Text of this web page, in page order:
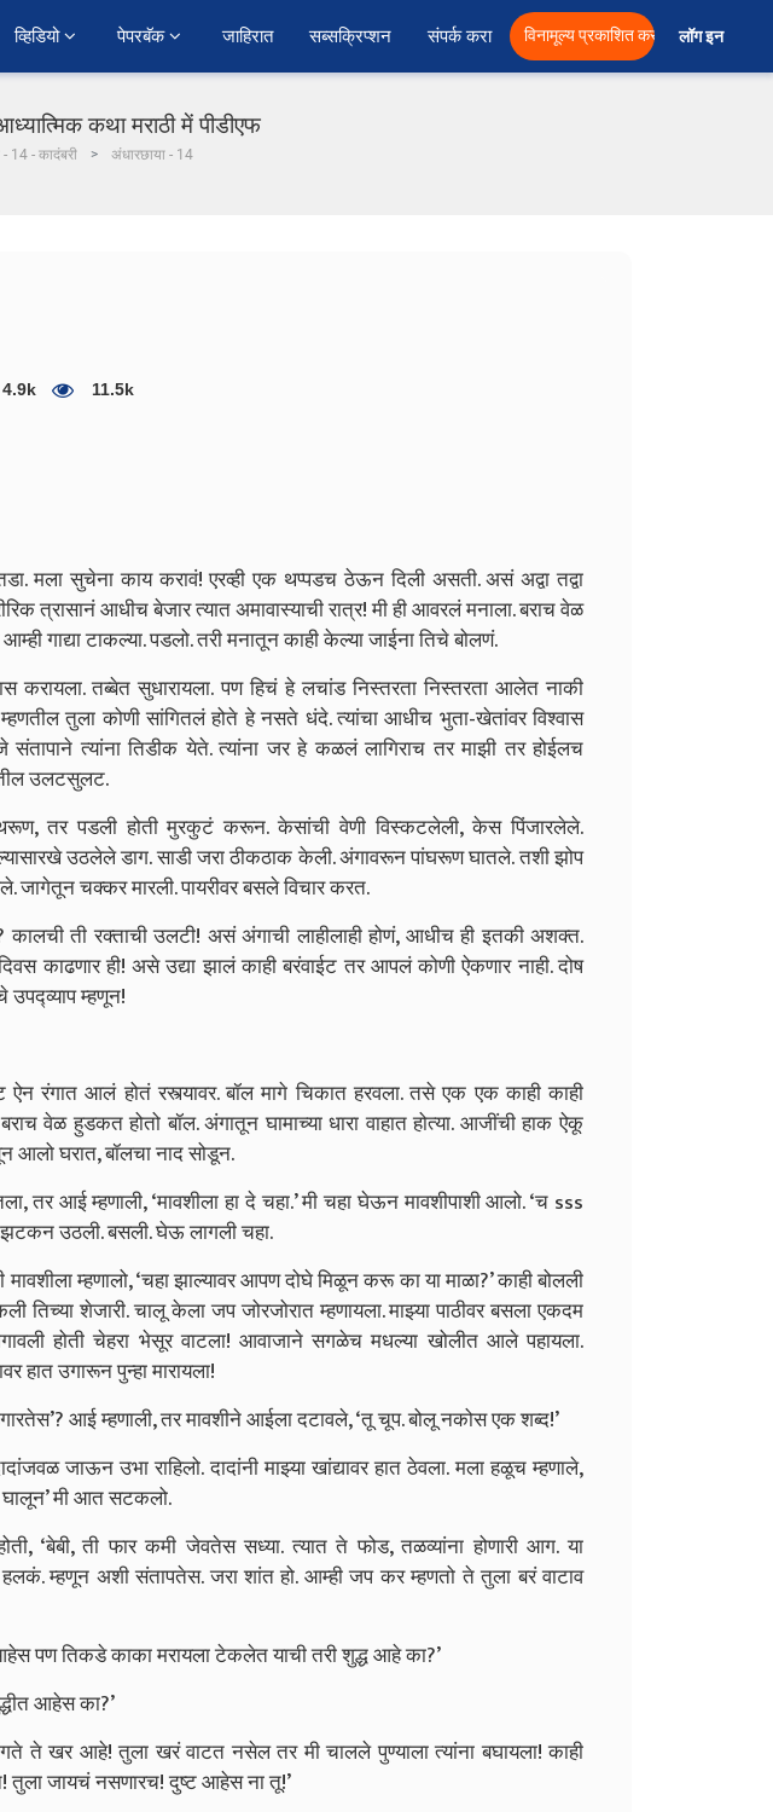
व्हिडियो पेपरबॅक जाहिरात सब्सक्रिप्शन संपर्क करा विनामूल्य प्रकाशित करा लॉग इन
कथा मराठी में पीडीएफ
- 14 - कादंबरी अंधारछाया - 14
4.9k 11.5k
मला सुचेना काय करावं! एरव्ही एक थप्पडच ठेऊन दिली असती. असं अद्वा तद्वा
त्रासानं आधीच बेजार त्यात अमावास्याची रात्र! मी ही आवरलं मनाला. बराच वेळ
गाद्या टाकल्या. पडलो. तरी मनातून काही केल्या जाईना तिचे बोलणं.
करायला. तब्बेत सुधारायला. पण हिचं हे लचांड निस्तरता निस्तरता आलेत नाकी
तुला कोणी सांगितलं होते हे नसते धंदे. त्यांचा आधीच भुता-खेतांवर विश्वास
संतापाने त्यांना तिडीक येते. त्यांना जर हे कळलं लागिराच तर माझी तर होईलच
उलटसुलट.
तर पडली होती मुरकुटं करून. केसांची वेणी विस्कटलेली, केस पिंजारलेले.
उठलेले डाग. साडी जरा ठीकठाक केली. अंगावरून पांघरूण घातले. तशी झोप
जागेतून चक्कर मारली. पायरीवर बसले विचार करत.
ती रक्ताची उलटी! असं अंगाची लाहीलाही होणं, आधीच ही इतकी अशक्त.
काढणार ही! असे उद्या झालं काही बरंवाईट तर आपलं कोणी ऐकणार नाही. दोष
म्हणून!
रंगात आलं होतं रस्त्यावर. बॉल मागे चिकात हरवला. तसे एक एक काही काही
वेळ हुडकत होतो बॉल. अंगातून घामाच्या धारा वाहात होत्या. आजींची हाक ऐकू
आलो घरात, बॉलचा नाद सोडून.
तर आई म्हणाली, ‘मावशीला हा दे चहा.’ मी चहा घेऊन मावशीपाशी आलो. ‘च sss
झटकन उठली. बसली. घेऊ लागली चहा.
मावशीला म्हणालो, ‘चहा झाल्यावर आपण दोघे मिळून करू का या माळा?’ काही बोलली
तिच्या शेजारी. चालू केला जप जोरजोरात म्हणायला. माझ्या पाठीवर बसला एकदम
होती चेहरा भेसूर वाटला! आवाजाने सगळेच मधल्या खोलीत आले पहायला.
हात उगारून पुन्हा मारायला!
आई म्हणाली, तर मावशीने आईला दटावले, ‘तू चूप. बोलू नकोस एक शब्द!’
जाऊन उभा राहिलो. दादांनी माझ्या खांद्यावर हात ठेवला. मला हळूच म्हणाले,
मी आत सटकलो.
‘बेबी, ती फार कमी जेवतेस सध्या. त्यात ते फोड, तळव्यांना होणारी आग. या
म्हणून अशी संतापतेस. जरा शांत हो. आम्ही जप कर म्हणतो ते तुला बरं वाटाव
पण तिकडे काका मरायला टेकलेत याची तरी शुद्ध आहे का?’
आहेस का?’
ते खर आहे! तुला खरं वाटत नसेल तर मी चालले पुण्याला त्यांना बघायला! काही
तुला जायचं नसणारच! दुष्ट आहेस ना तू!’